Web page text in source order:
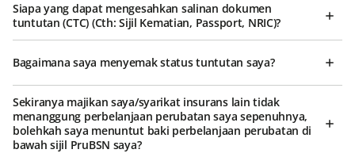
Siapa yang dapat mengesahkan salinan dokumen
tuntutan (CTC) (Cth: Sijil Kematian, Passport, NRIC)?
Bagaimana saya menyemak status tuntutan saya?
Sekiranya majikan saya/syarikat insurans lain tidak
menanggung perbelanjaan perubatan saya sepenuhnya,
bolehkah saya menuntut baki perbelanjaan perubatan di
bawah sijil PruBSN saya?